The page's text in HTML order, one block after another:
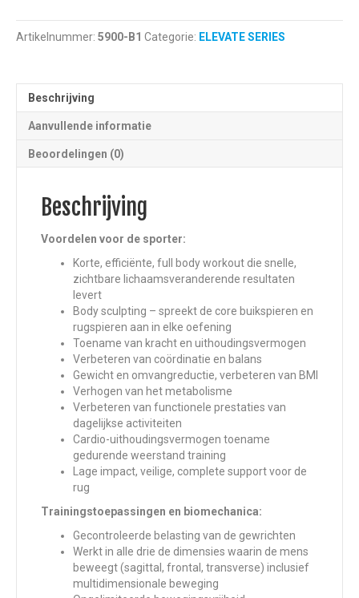
Jump™
aantal
Artikelnummer: 5900-B1 Categorie: ELEVATE SERIES
Beschrijving
Aanvullende informatie
Beoordelingen (0)
Beschrijving
Voordelen voor de sporter:
Korte, efficiënte, full body workout die snelle,
zichtbare lichaamsveranderende resultaten
levert
Body sculpting – spreekt de core buikspieren en
rugspieren aan in elke oefening
Toename van kracht en uithoudingsvermogen
Verbeteren van coördinatie en balans
Gewicht en omvangreductie, verbeteren van BMI
Verhogen van het metabolisme
Verbeteren van functionele prestaties van
dagelijkse activiteiten
Cardio-uithoudingsvermogen toename
gedurende weerstand training
Lage impact, veilige, complete support voor de
rug
Trainingstoepassingen en biomechanica:
Gecontroleerde belasting van de gewrichten
Werkt in alle drie de dimensies waarin de mens
beweegt (sagittal, frontal, transverse) inclusief
multidimensionale beweging